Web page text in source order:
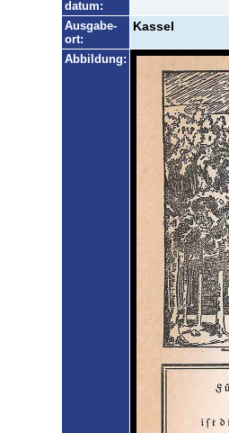
datum:
Ausgabe-
ort:
Kassel
Abbildung: